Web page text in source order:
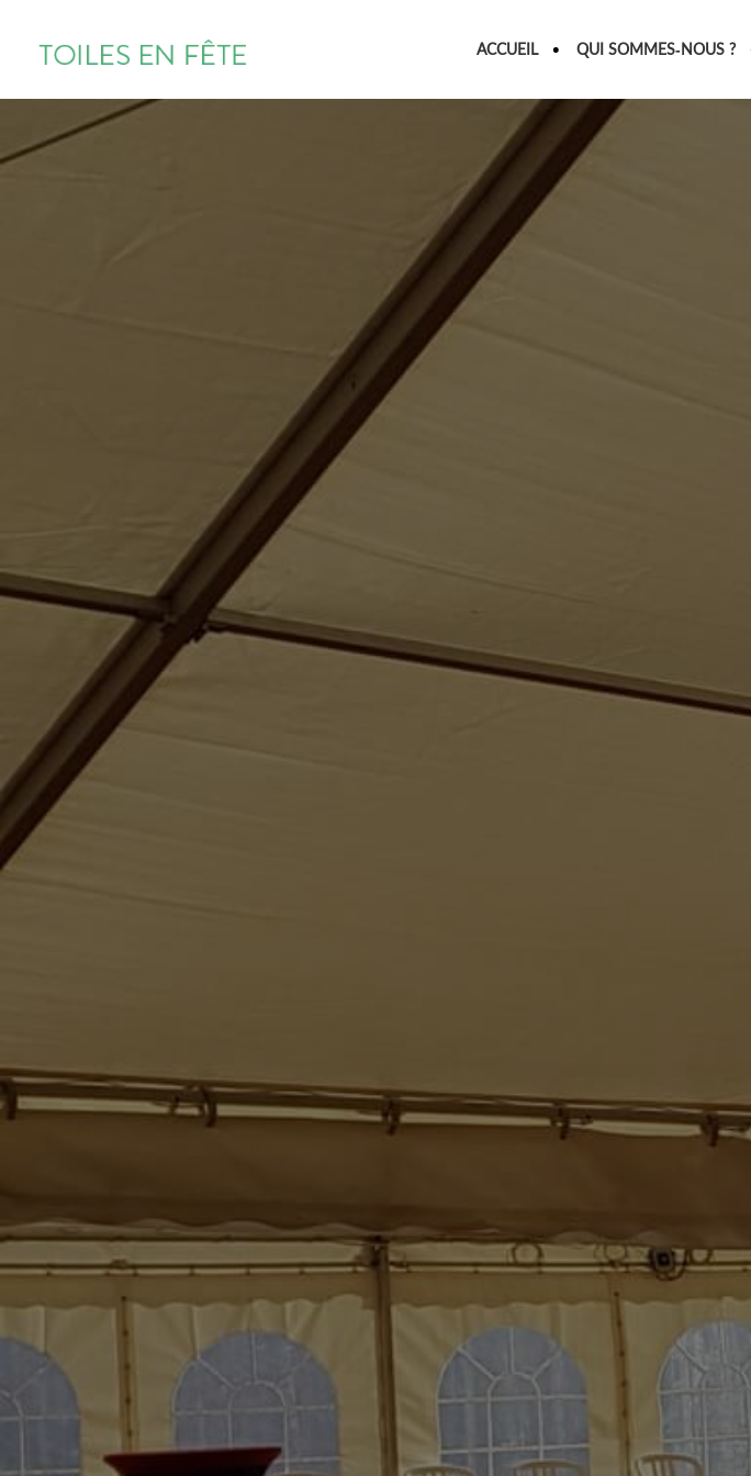
TOILES
EN
ACCUEIL QUI SOMMES-NOUS ?